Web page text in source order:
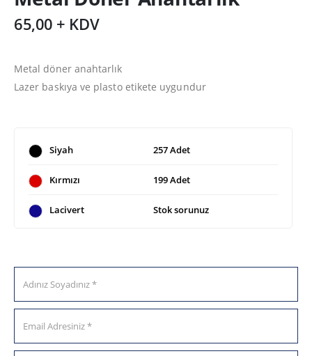
65,00 + KDV
Metal döner anahtarlık
Lazer baskıya ve plasto etikete uygundur
Siyah 257 Adet
Kırmızı 199 Adet
Lacivert Stok sorunuz